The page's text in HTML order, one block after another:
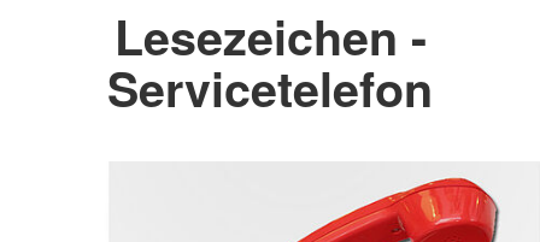
Lesezeichen -
Servicetelefon